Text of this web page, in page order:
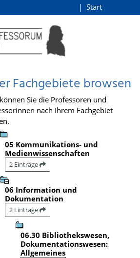
Start
Fachgebiete browsen
Sie die Professoren und
nach Ihrem Fachgebiet
05 Kommunikations- und
Medienwissenschaften
2 Einträge
06 Information und
Dokumentation
2 Einträge
06.30 Bibliothekswesen,
Dokumentationswesen:
Allgemeines